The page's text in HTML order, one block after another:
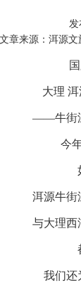
发
文章来源：洱源文
大理
——牛街
今
洱源牛街
与大理西
我们还